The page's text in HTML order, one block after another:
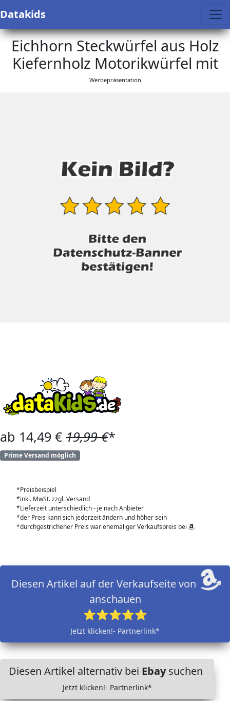
Datakids
Eichhorn Steckwürfel aus Holz
Kiefernholz Motorikwürfel mit
Werbepräsentation
ab 14,49 € 19,99 €*
Prime Versand möglich
*Preisbeispiel
*inkl. MwSt. zzgl. Versand
*Lieferzeit unterschiedlich - je nach Anbieter
*der Preis kann sich jederzeit ändern und höher sein
*durchgestrichener Preis war ehemaliger Verkaufspreis bei
Diesen Artikel auf der Verkaufseite von
anschauen
⭐⭐⭐⭐⭐
Jetzt klicken!- Partnerlink*
Diesen Artikel alternativ bei Ebaysuchen
Jetzt klicken!- Partnerlink*